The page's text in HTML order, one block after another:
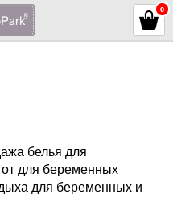
0
белья для
для беременных
для беременных и